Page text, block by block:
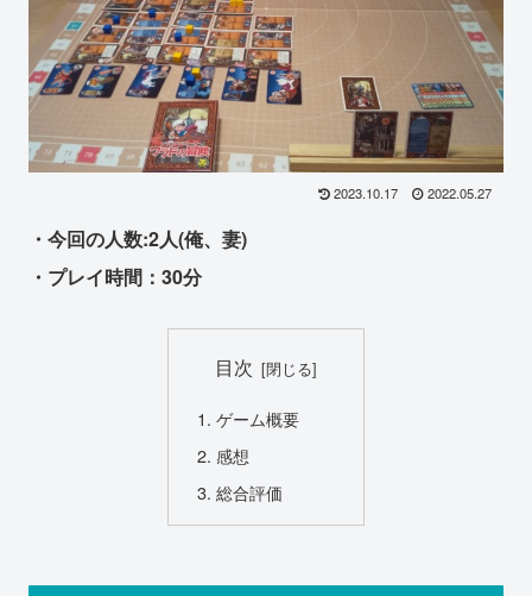
2023.10.17 2022.05.27
・今回の人数:2人(俺、妻)
・プレイ時間：30分
目次
ゲーム概要
感想
総合評価